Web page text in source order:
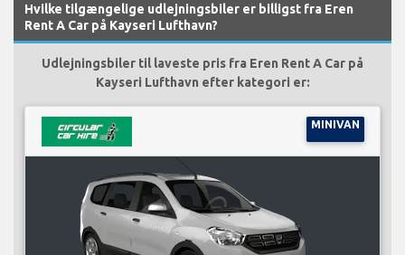
Hvilke tilgængelige udlejningsbiler er billigst fra Eren
Rent A Car på Kayseri Lufthavn?
Udlejningsbiler til laveste pris fra Eren Rent A Car på
Kayseri Lufthavn efter kategori er:
MINIVAN